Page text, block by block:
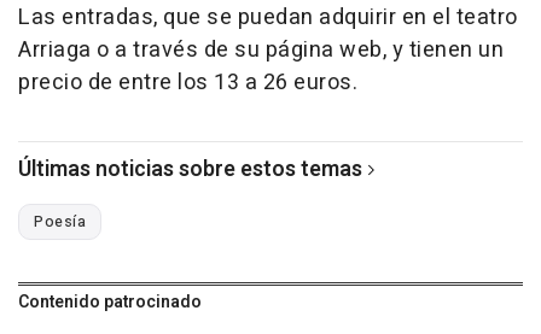
Las entradas, que se puedan adquirir en el teatro
Arriaga o a través de su página web, y tienen un
precio de entre los 13 a 26 euros.
Últimas noticias sobre estos temas
Poesía
Contenido patrocinado